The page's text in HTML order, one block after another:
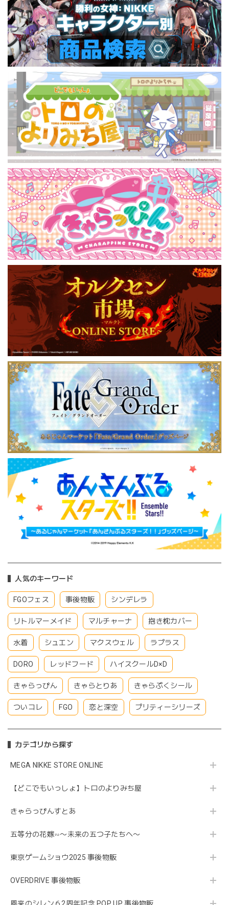
人気のキーワード
FGOフェス 事後物販 シンデレラ
リトルマーメイド マルチャーナ 抱き枕カバー
水着 シュエン マクスウェル ラプラス
DORO レッドフード ハイスクールD×D
きゃらっぴん きゃらとりあ きゃらぷくシール
ついコレ FGO 恋と深空 プリティーシリーズ
カテゴリから探す
MEGA NIKKE STORE ONLINE
【どこでもいっしょ】トロのよりみち屋
きゃらっぴんすとあ
五等分の花嫁∽〜未来の五つ子たちへ〜
東京ゲームショウ2025 事後物販
OVERDRIVE 事後物販